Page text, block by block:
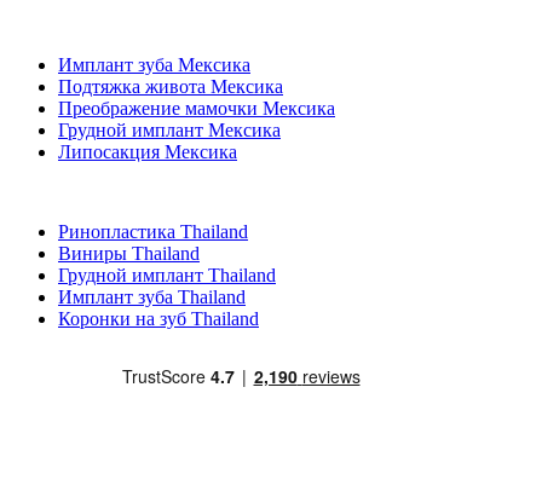
Имплант зуба Мексика
Подтяжка живота Мексика
Преображение мамочки Мексика
Грудной имплант Мексика
Липосакция Мексика
Ринопластика Thailand
Виниры Thailand
Грудной имплант Thailand
Имплант зуба Thailand
Коронки на зуб Thailand